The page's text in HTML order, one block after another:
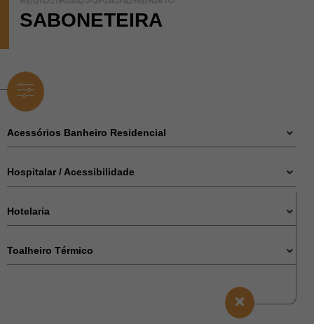
SABONETEIRA
Acessórios Banheiro Residencial
Hospitalar / Acessibilidade
Hotelaria
Toalheiro Térmico